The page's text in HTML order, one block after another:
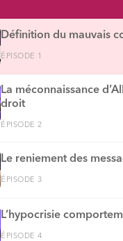
Définition du mauvais
ÉPISODE 1
La méconnaissance
droit
ÉPISODE 2
Le reniement des
ÉPISODE 3
L’hypocrisie
ÉPISODE 4